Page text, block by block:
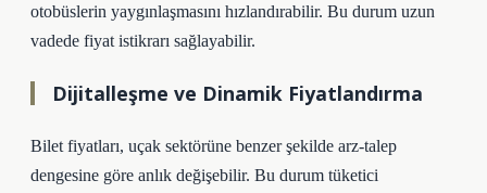
otobüslerin yaygınlaşmasını hızlandırabilir. Bu durum uzun
vadede fiyat istikrarı sağlayabilir.
Dijitalleşme ve Dinamik Fiyatlandırma
Bilet fiyatları, uçak sektörüne benzer şekilde arz-talep
dengesine göre anlık değişebilir. Bu durum tüketici